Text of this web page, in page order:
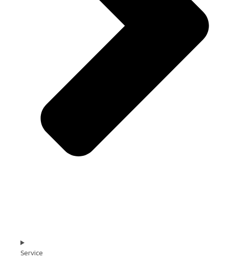
Service